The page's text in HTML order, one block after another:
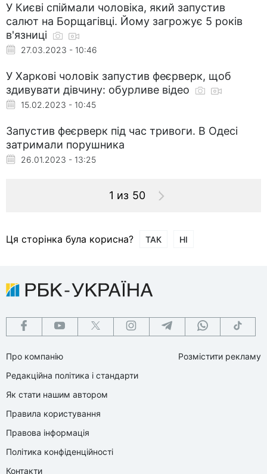
У Києві спіймали чоловіка, який запустив
салют на Борщагівці. Йому загрожує 5 років
в'язниці
27.03.2023 - 10:46
У Харкові чоловік запустив феєрверк, щоб
здивувати дівчину: обурливе відео
15.02.2023 - 10:45
Запустив феєрверк під час тривоги. В Одесі
затримали порушника
26.01.2023 - 13:25
1 из 50
Ця сторінка була корисна? ТАК НІ
Про компанію
Редакційна політика і стандарти
Як стати нашим автором
Правила користування
Правова інформація
Політика конфіденційності
Контакти
Розмістити рекламу